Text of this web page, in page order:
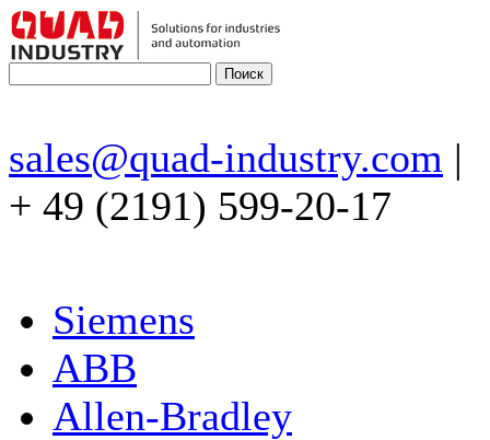
sales@quad-industry.com |
+ 49 (2191) 599-20-17
Siemens
ABB
Allen-Bradley